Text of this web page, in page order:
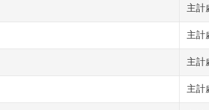
主計
主計
主計
主計